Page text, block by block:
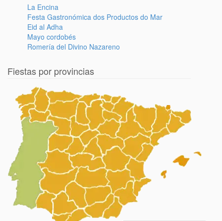
La Encina
Festa Gastronómica dos Productos do Mar
Eid al Adha
Mayo cordobés
Romería del Divino Nazareno
Fiestas por provincias